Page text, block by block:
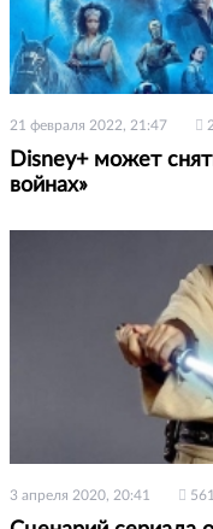
21 февраля 2022, 21:47
Disney+ может
войнах»
3 апреля 2020, 20:41